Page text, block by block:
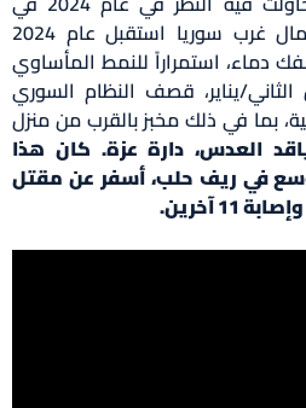
سوريا. يقول التقرير إن شمال غرب سوريا استقبل عام 2024
دماء، استمراراً للنمط المأساوي
في 1 كانون الثاني/يناير، قصف النظام السوري
بما في ذلك مخبز بالقرب من منزل
العدس، دارة عزة. كان هذا
في ريف حلب، أسفر عن مقتل
آخرين.